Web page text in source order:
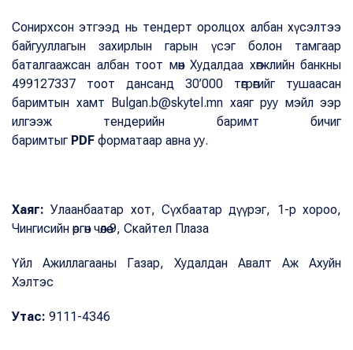
Сонирхсон этгээд нь тендерт оролцох албан хүсэлтээ
байгууллагын захирлын гарын үсэг болон тамгаар
баталгаажсан албан тоот мөн Худалдаа хөгжлийн банкны
499127337 тоот дансанд 30’000 төгрөгийг тушаасан
баримтын хамт Bulgan.b@skytel.mn хаяг руу мэйл ээр
илгээж тендерийн баримт бичиг
баримтыг PDF форматаар авна уу.
Хаяг: Улаанбаатар хот, Сүхбаатар дүүрэг, 1-р хороо,
Чингисийн өргөн чөлөө 9, Скайтел Плаза
Үйл Ажиллагааны Газар, Худалдан Авалт Аж Ахуйн
Хэлтэс
Утас: 9111-4346